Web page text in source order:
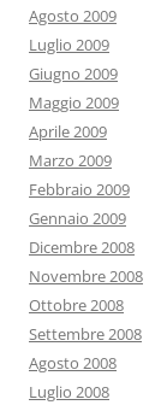
Agosto 2009
Luglio 2009
Giugno 2009
Maggio 2009
Aprile 2009
Marzo 2009
Febbraio 2009
Gennaio 2009
Dicembre 2008
Novembre 2008
Ottobre 2008
Settembre 2008
Agosto 2008
Luglio 2008